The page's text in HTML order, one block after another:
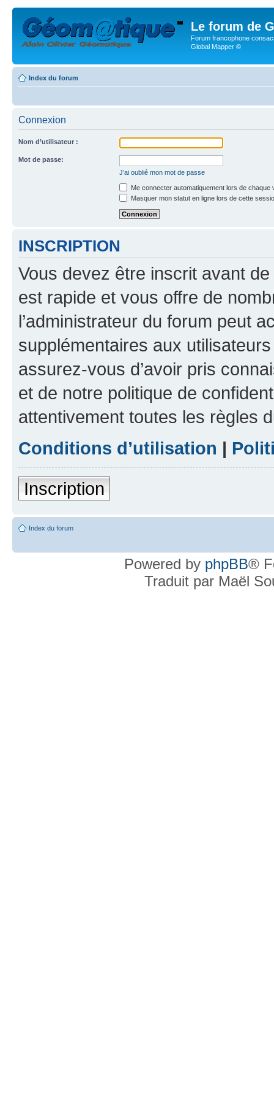
Le forum de
Forum francophone
Global Mapper ©
Index du forum
Connexion
Nom d’utilisateur :
Mot de passe:
J’ai oublié mon mot de passe
Me connecter automatiquement lors de chaque
Masquer mon statut en ligne lors de cette
INSCRIPTION
Vous devez être inscrit avant
est rapide et vous offre de
l’administrateur du forum peut
supplémentaires aux
assurez-vous d’avoir pris
et de notre politique de
attentivement toutes les règles
Conditions d’utilisation |
Inscription
Index du forum
Powered by phpBB®
Traduit par Maël